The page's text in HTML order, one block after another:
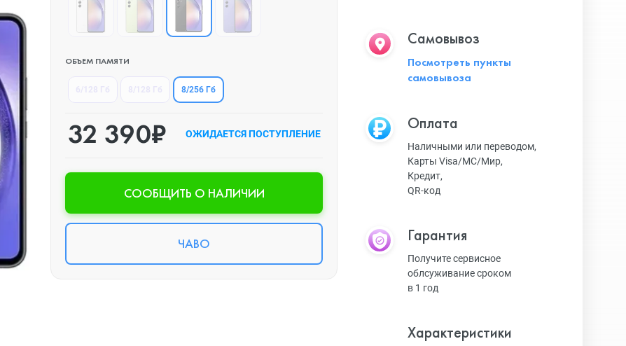
ОБЪЕМ ПАМЯТИ
8/256 Гб
32 390₽ ОЖИДАЕТСЯ ПОСТУПЛЕНИЕ
CООБЩИТЬ О НАЛИЧИИ
ЧАВО
Самовывоз
Посмотреть пункты
самовывоза
Оплата
Наличными или переводом,
Карты Visa/MC/Мир,
Кредит,
QR-код
Гарантия
Получите сервисное
облсуживание сроком
в 1 год
Характеристики